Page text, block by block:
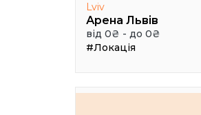
Lviv
Арена Львів
від 0₴ - до 0₴
#Локація